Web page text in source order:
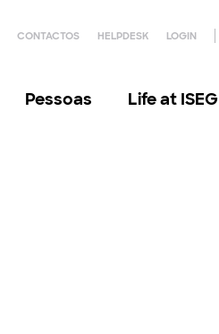
CONTACTOS HELPDESK LOGIN
Pessoas Life at ISEG